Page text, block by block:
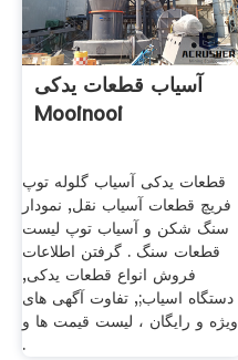
آسیاب قطعات یدکی
Mooinooi
قطعات یدکی آسیاب گلوله توپ
فریچ قطعات آسیاب نقل, نمودار
سنگ شکن و آسیاب توپ لیست
قطعات سنگ . گرفتن اطلاعات
فروش انواع قطعات یدکی,
دستگاه اسیاب;, تفاوت آگهی های
ویژه و رایگان ، لیست قیمت ها و
.